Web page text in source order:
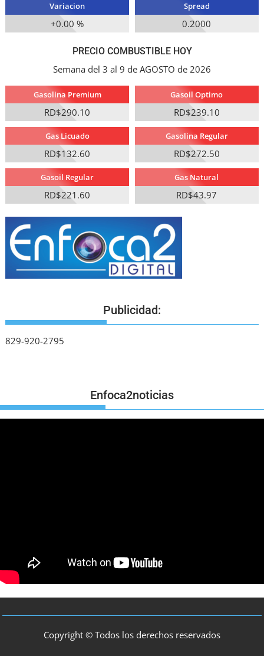
Variacion
+0.00 %
Spread
0.2000
PRECIO COMBUSTIBLE HOY
Semana del 3 al 9 de AGOSTO de 2026
Gasolina Premium
RD$290.10
Gasoil Optimo
RD$239.10
Gas Licuado
RD$132.60
Gasolina Regular
RD$272.50
Gasoil Regular
RD$221.60
Gas Natural
RD$43.97
Publicidad:
829-920-2795
Enfoca2noticias
Copyright © Todos los derechos reservados